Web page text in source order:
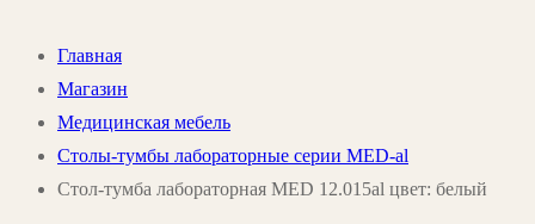
Главная
Магазин
Медицинская мебель
Столы-тумбы лабораторные серии MED-al
Стол-тумба лабораторная MED 12.015al цвет: белый